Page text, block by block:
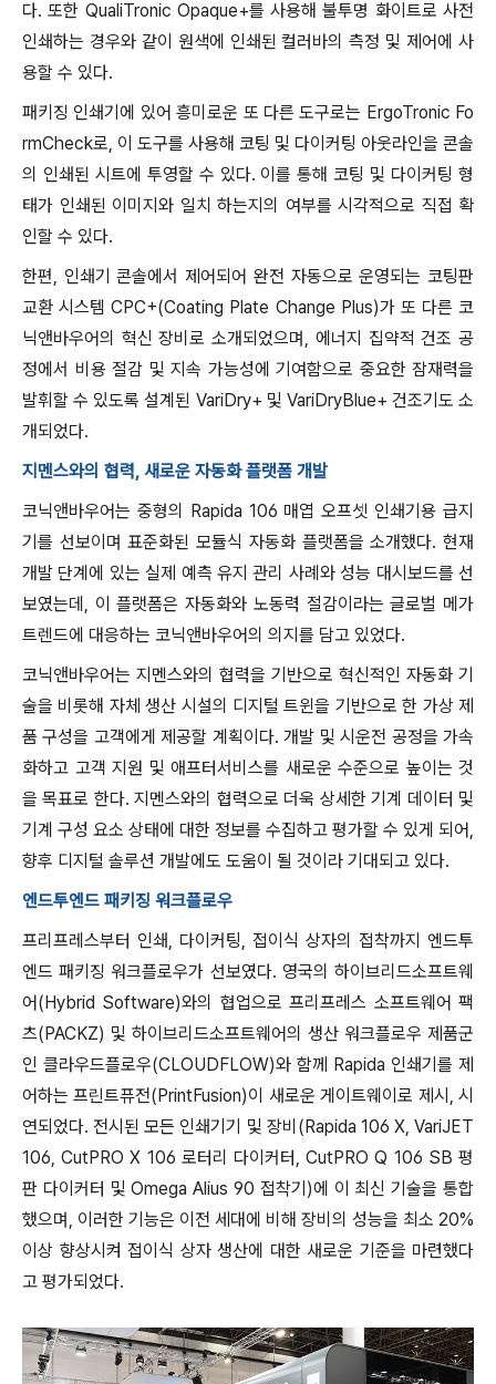
다. 또한 QualiTronic Opaque+를 사용해 불투명 화이트로 사전
인쇄하는 경우와 같이 원색에 인쇄된 컬러바의 측정 및 제어에 사
용할 수 있다.
패키징 인쇄기에 있어 흥미로운 또 다른 도구로는 ErgoTronic Fo
rmCheck로, 이 도구를 사용해 코팅 및 다이커팅 아웃라인을 콘솔
의 인쇄된 시트에 투영할 수 있다. 이를 통해 코팅 및 다이커팅 형
태가 인쇄된 이미지와 일치 하는지의 여부를 시각적으로 직접 확
인할 수 있다.
한편, 인쇄기 콘솔에서 제어되어 완전 자동으로 운영되는 코팅판
교환 시스템 CPC+(Coating Plate Change Plus)가 또 다른 코
닉앤바우어의 혁신 장비로 소개되었으며, 에너지 집약적 건조 공
정에서 비용 절감 및 지속 가능성에 기여함으로 중요한 잠재력을
발휘할 수 있도록 설계된 VariDry+ 및 VariDryBlue+ 건조기도 소
개되었다.
지멘스와의 협력, 새로운 자동화 플랫폼 개발
코닉앤바우어는 중형의 Rapida 106 매엽 오프셋 인쇄기용 급지
기를 선보이며 표준화된 모듈식 자동화 플랫폼을 소개했다. 현재
개발 단계에 있는 실제 예측 유지 관리 사례와 성능 대시보드를 선
보였는데, 이 플랫폼은 자동화와 노동력 절감이라는 글로벌 메가
트렌드에 대응하는 코닉앤바우어의 의지를 담고 있었다.
코닉앤바우어는 지멘스와의 협력을 기반으로 혁신적인 자동화 기
술을 비롯해 자체 생산 시설의 디지털 트윈을 기반으로 한 가상 제
품 구성을 고객에게 제공할 계획이다. 개발 및 시운전 공정을 가속
화하고 고객 지원 및 애프터서비스를 새로운 수준으로 높이는 것
을 목표로 한다. 지멘스와의 협력으로 더욱 상세한 기계 데이터 및
기계 구성 요소 상태에 대한 정보를 수집하고 평가할 수 있게 되어,
향후 디지털 솔루션 개발에도 도움이 될 것이라 기대되고 있다.
엔드투엔드 패키징 워크플로우
프리프레스부터 인쇄, 다이커팅, 접이식 상자의 접착까지 엔드투
엔드 패키징 워크플로우가 선보였다. 영국의 하이브리드소프트웨
어(Hybrid Software)와의 협업으로 프리프레스 소프트웨어 팩
츠(PACKZ) 및 하이브리드소프트웨어의 생산 워크플로우 제품군
인 클라우드플로우(CLOUDFLOW)와 함께 Rapida 인쇄기를 제
어하는 프린트퓨전(PrintFusion)이 새로운 게이트웨이로 제시, 시
연되었다. 전시된 모든 인쇄기기 및 장비(Rapida 106 X, VariJET
106, CutPRO X 106 로터리 다이커터, CutPRO Q 106 SB 평
판 다이커터 및 Omega Alius 90 접착기)에 이 최신 기술을 통합
했으며, 이러한 기능은 이전 세대에 비해 장비의 성능을 최소 20%
이상 향상시켜 접이식 상자 생산에 대한 새로운 기준을 마련했다
고 평가되었다.